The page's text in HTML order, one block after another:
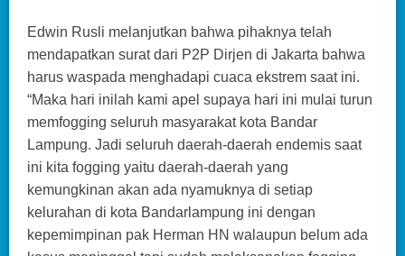
Edwin Rusli melanjutkan bahwa pihaknya telah
mendapatkan surat dari P2P Dirjen di Jakarta bahwa
harus waspada menghadapi cuaca ekstrem saat ini.
“Maka hari inilah kami apel supaya hari ini mulai turun
memfogging seluruh masyarakat kota Bandar
Lampung. Jadi seluruh daerah-daerah endemis saat
ini kita fogging yaitu daerah-daerah yang
kemungkinan akan ada nyamuknya di setiap
kelurahan di kota Bandarlampung ini dengan
kepemimpinan pak Herman HN walaupun belum ada